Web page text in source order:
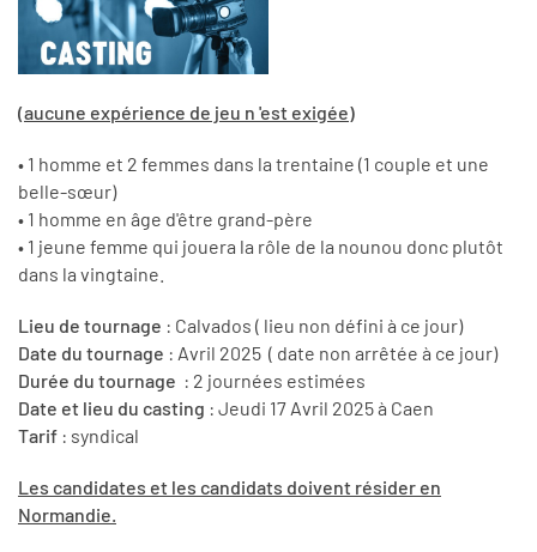
(aucune expérience de jeu n 'est exigée)
• 1 homme et 2 femmes dans la trentaine (1 couple et une
belle-sœur)
• 1 homme en âge d'être grand-père
• 1 jeune femme qui jouera la rôle de la nounou donc plutôt
dans la vingtaine.
Lieu de tournage : Calvados ( lieu non défini à ce jour)
Date du tournage : Avril 2025 ( date non arrêtée à ce jour)
Durée du tournage : 2 journées estimées
Date et lieu du casting : Jeudi 17 Avril 2025 à Caen
Tarif : syndical
Les candidates et les candidats doivent résider en
Normandie.